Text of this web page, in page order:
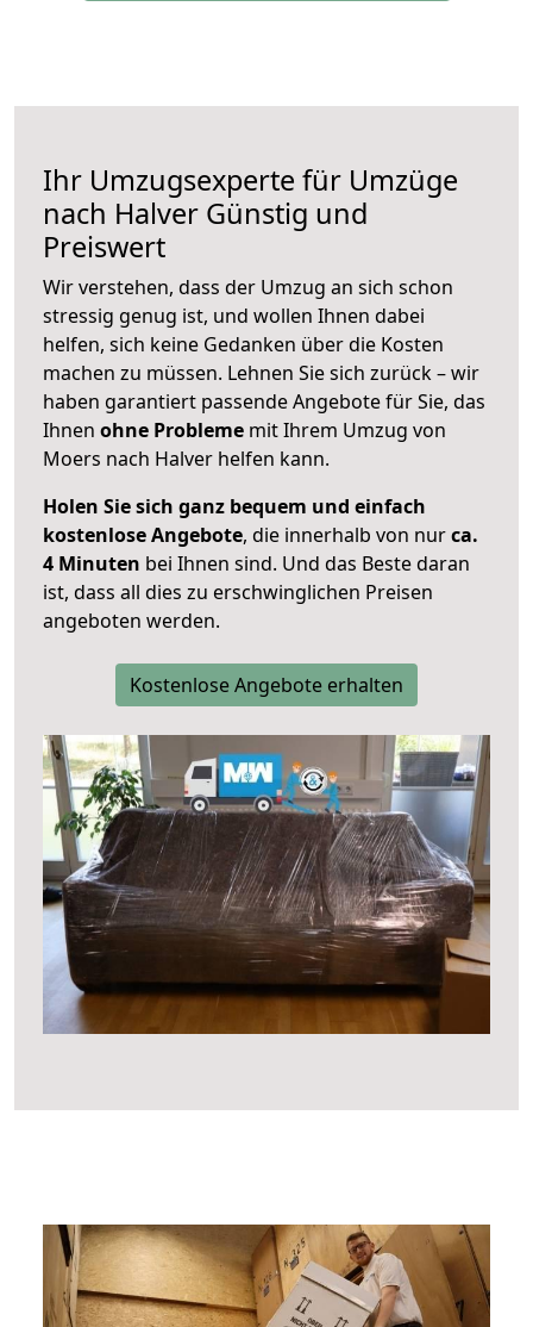
Ihr Umzugsexperte für Umzüge
nach Halver Günstig und
Preiswert
Wir verstehen, dass der Umzug an sich schon
stressig genug ist, und wollen Ihnen dabei
helfen, sich keine Gedanken über die Kosten
machen zu müssen. Lehnen Sie sich zurück – wir
haben garantiert passende Angebote für Sie, das
Ihnen ohne Probleme mit Ihrem Umzug von
Moers nach Halver helfen kann.
Holen Sie sich ganz bequem und einfach
kostenlose Angebote, die innerhalb von nurca.
4 Minuten bei Ihnen sind. Und das Beste daran
ist, dass all dies zu erschwinglichen Preisen
angeboten werden.
Kostenlose Angebote erhalten